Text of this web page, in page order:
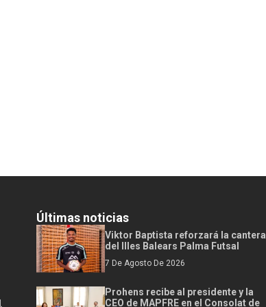
Últimas noticias
Viktor Baptista reforzará la cantera
del Illes Balears Palma Futsal
7 De Agosto De 2026
Prohens recibe al presidente y la
CEO de MAPFRE en el Consolat de